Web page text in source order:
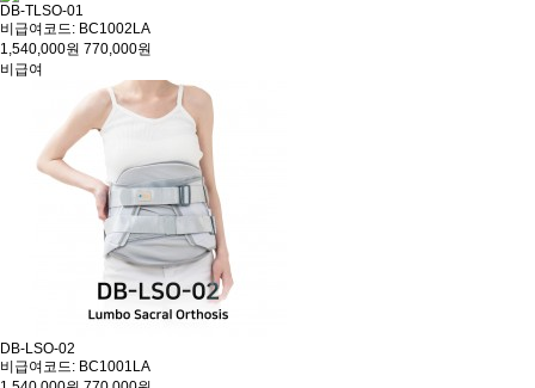
DB-TLSO-01
비급여코드: BC1002LA
1,540,000원 770,000원
비급여
DB-LSO-02
비급여코드: BC1001LA